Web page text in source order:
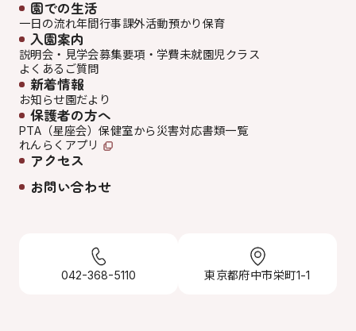
園での生活
一日の流れ年間行事課外活動預かり保育
入園案内
説明会・見学会募集要項・学費未就園児クラス
よくあるご質問
新着情報
お知らせ園だより
保護者の方へ
PTA（星座会）保健室から 災害対応書類一覧
れんらくアプリ
アクセス
お問い合わせ
042-368-5110 東京都府中市栄町1-1